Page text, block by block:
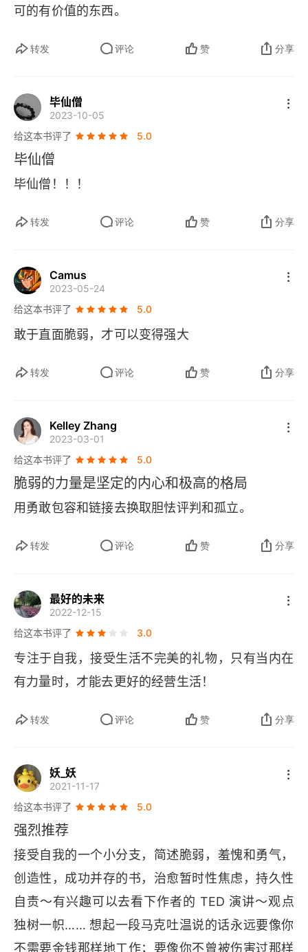
可的有价值的东西。
转发 评论 赞 分享
毕仙僧
2023-10-05
给这本书评了
5.0
毕仙僧
毕仙僧！！！
转发 评论 赞 分享
Camus
2023-05-24
给这本书评了
5.0
敢于直面脆弱，才可以变得强大
转发 评论 赞 分享
Kelley Zhang
2023-03-01
给这本书评了
5.0
脆弱的力量是坚定的内心和极高的格局
用勇敢包容和链接去换取胆怯评判和孤立。
转发 评论 赞 分享
最好的未来
2022-12-15
给这本书评了
3.0
专注于自我，接受生活不完美的礼物，只有当内在
有力量时，才能去更好的经营生活！
转发 评论 赞 分享
妖_妖
2021-11-17
给这本书评了
5.0
强烈推荐
接受自我的一个小分支，简述脆弱，羞愧和勇气，
创造性，成功并存的书，治愈暂时性焦虑，持久性
自责～有兴趣可以去看下作者的 TED 演讲～观点
独树一帜…… 想起一段马克吐温说的话永远要像你
不需要金钱那样地工作；要像你不曾被伤害过那样